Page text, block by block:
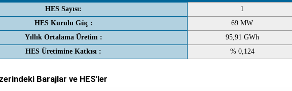
HES Sayısı:
1
HES Kurulu Güç :
69 MW
Yıllık Ortalama Üretim :
95,91 GWh
HES Üretimine Katkısı :
% 0,124
Barajlar ve HES'ler